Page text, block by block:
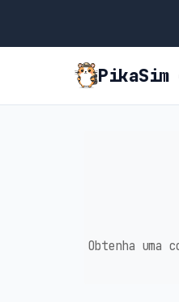
PikaSim
Obtenha